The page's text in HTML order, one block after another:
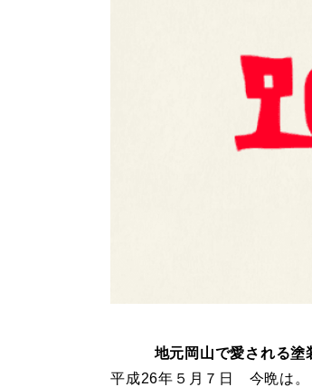
地元岡山で愛される塗
平成26年５月７日 今晩は。